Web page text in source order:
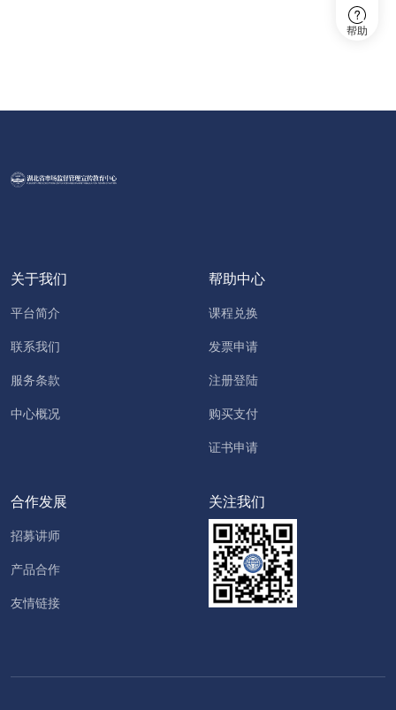
帮助
关于我们
平台简介
联系我们
服务条款
中心概况
帮助中心
课程兑换
发票申请
注册登陆
购买支付
证书申请
合作发展
招募讲师
产品合作
友情链接
关注我们